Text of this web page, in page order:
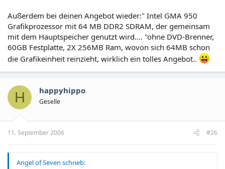
Außerdem bei deinen Angebot wieder:" Intel GMA 950
Grafikprozessor mit 64 MB DDR2 SDRAM, der gemeinsam
mit dem Hauptspeicher genutzt wird.... "ohne DVD-Brenner,
60GB Festplatte, 2X 256MB Ram, wovon sich 64MB schon
die Grafikeinheit reinzieht, wirklich ein tolles Angebot..
H happyhippo
Geselle
11. September 2006 #26
Angel of Seven schrieb: